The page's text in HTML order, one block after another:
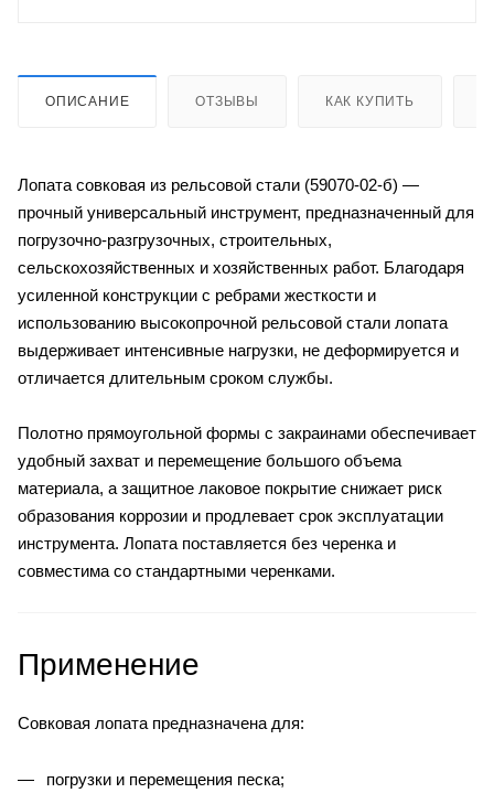
ОПИСАНИЕ ОТЗЫВЫ КАК КУПИТЬ
Лопата совковая из рельсовой стали (59070-02-б) —
прочный универсальный инструмент, предназначенный для
погрузочно-разгрузочных, строительных,
сельскохозяйственных и хозяйственных работ. Благодаря
усиленной конструкции с ребрами жесткости и
использованию высокопрочной рельсовой стали лопата
выдерживает интенсивные нагрузки, не деформируется и
отличается длительным сроком службы.
Полотно прямоугольной формы с закраинами обеспечивает
удобный захват и перемещение большого объема
материала, а защитное лаковое покрытие снижает риск
образования коррозии и продлевает срок эксплуатации
инструмента. Лопата поставляется без черенка и
совместима со стандартными черенками.
Применение
Совковая лопата предназначена для:
погрузки и перемещения песка;